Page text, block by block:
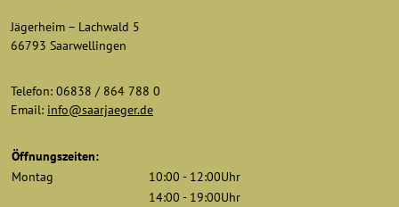
Jägerheim – Lachwald 5
66793 Saarwellingen
Telefon: 06838 / 864 788 0
Email: info@saarjaeger.de
Öffnungszeiten:
Montag
10:00 - 12:00Uhr
14:00 - 19:00Uhr